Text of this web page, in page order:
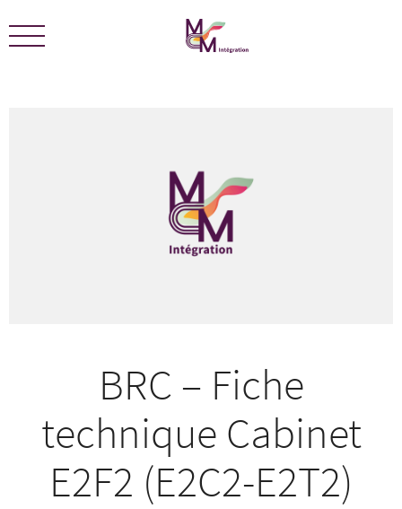
Nous sommes certifiés ÉCOLEADERS -
certificat
BRC – Fiche
technique Cabinet
E2F2 (E2C2-E2T2)